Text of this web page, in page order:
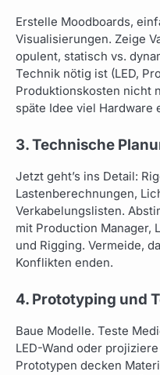
Erstelle Moodboards,
Visualisierungen. Zeige
opulent, statisch vs.
Technik nötig ist (LED,
Produktionskosten nicht
späte Idee viel Hardware
3. Technische
Jetzt geht’s ins Detail:
Lastenberechnungen,
Verkabelungslisten.
mit Production Manager,
und Rigging. Vermeide,
Konflikten enden.
4. Prototyping und
Baue Modelle. Teste
LED-Wand oder
Prototypen decken